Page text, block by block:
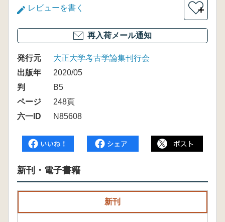
レビューを書く ＋
再入荷メール通知
発行元
大正大学考古学論集刊行会
出版年
2020/05
判
B5
ページ
248頁
六一ID
N85608
新刊・電子書籍
新刊